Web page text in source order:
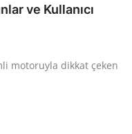
ve Kullanıcı
motoruyla dikkat çeken